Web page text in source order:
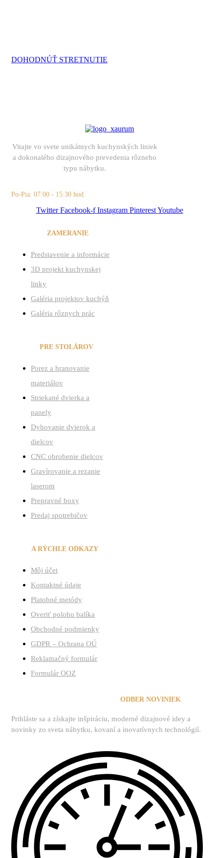
DOHODNÚŤ STRETNUTIE
Vitajte vo svete unikátnych kuchynských liniek
a dokonalého dizajnového prevedenia rôzneho
typu nábytku.
Po-Pia: 07:00 - 15:30 hod.
Twitter Facebook-f Instagram Pinterest Youtube
ZAMERANIE
Predstavenie a informácie
3D projekt kuchynskej
linky
Galéria projektov kuchýň
Galéria rôznych prác
PRE STOLÁROV
Porez a hranovanie
materiálov
Striekané dvierka a
panely
Dyhovanie dvierok a
dielcov
CNC obrobenie dielcov
Gravírovanie a rezanie
laserom
Prepravné boxy
Predaj spotrebičov
A RÝCHLE ODKAZY
Môj účet
Kontaktné údaje
Platobné metódy
Overiť polohu balíka
Obchodné podmienky
GDPR – Ochrana OÚ
Reklamačný formulár
Formulár OOZ
ODBER NOVINIEK
Prihláste sa a získajte inšpiráciu, moderné dizajnové idey a
novinky zo sveta nábytku, kovaní a inovatívnych technológií.